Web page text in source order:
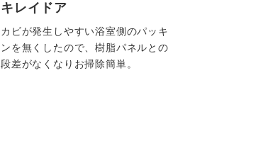
キレイドア
カビが発生しやすい浴室側のパッキ
ンを無くしたので、樹脂パネルとの
段差がなくなりお掃除簡単。